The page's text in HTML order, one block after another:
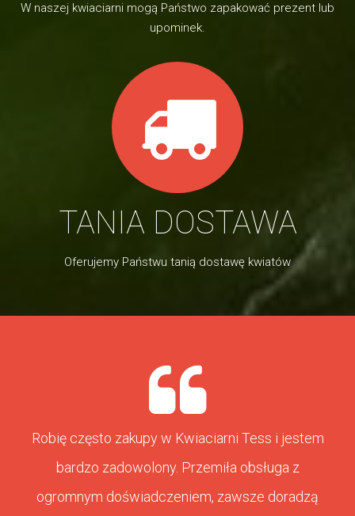
W naszej kwiaciarni mogą Państwo zapakować prezent lub
upominek.
TANIA DOSTAWA
Oferujemy Państwu tanią dostawę kwiatów
Robię często zakupy w Kwiaciarni Tess i jestem
bardzo zadowolony. Przemiła obsługa z
ogromnym doświadczeniem, zawsze doradzą